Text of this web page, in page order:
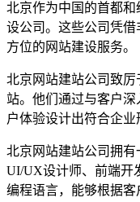
北京作为中国的首都
设公司。这些公司凭
方位的网站建设服务。
北京网站建站公司致
站。他们通过与客户
户体验设计出符合企业
北京网站建站公司拥有
UI/UX设计师、前端开
编程语言，能够根据